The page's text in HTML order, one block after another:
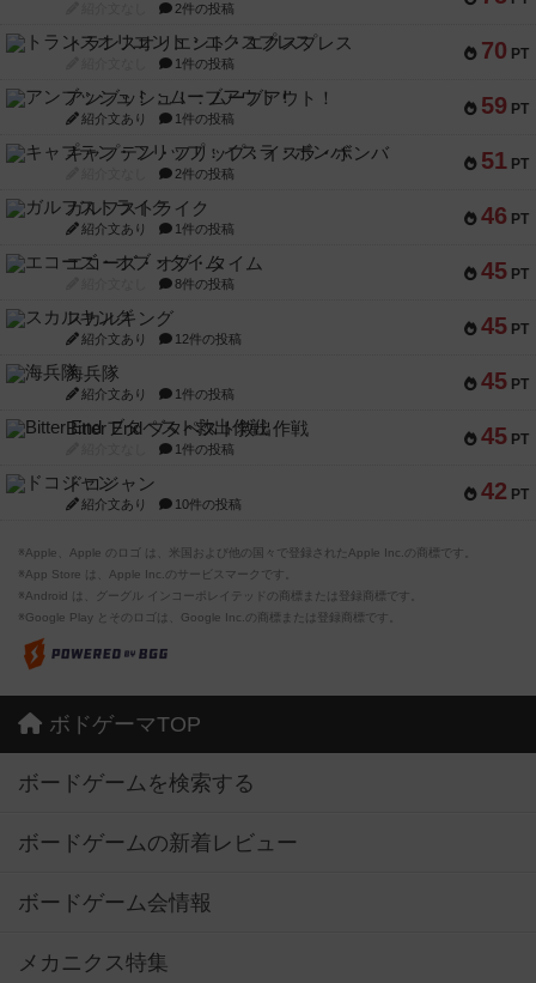
2件の投稿
70 PT
トランスオリエント・エクスプレス
1件の投稿
59 PT
アンブッシュ！：ムーブアウト！
紹介文あり 1件の投稿
51 PT
キャプテン・フリップ：イスラ・ボンバ
2件の投稿
46 PT
ガルフストライク
紹介文あり 1件の投稿
45 PT
エコーズ・オブ・タイム
8件の投稿
45 PT
スカルキング
紹介文あり 12件の投稿
45 PT
海兵隊
紹介文あり 1件の投稿
45 PT
Bitter End ブタペスト救出作戦
1件の投稿
42 PT
ドコジャン
紹介文あり 10件の投稿
※Apple、Apple のロゴ は、米国および他の国々で登録されたApple Inc.の商標です。
※App Store は、Apple Inc.のサービスマークです。
※Android は、グーグル インコーポレイテッドの商標または登録商標です。
※Google Play とそのロゴは、Google Inc.の商標または登録商標です。
ボドゲーマTOP
ボードゲームを検索する
ボードゲームの新着レビュー
ボードゲーム会情報
メカニクス特集